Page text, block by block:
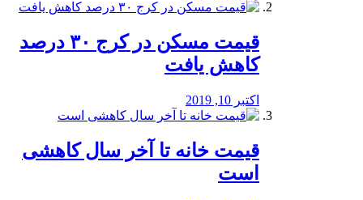
️قیمت مسکن در کرج ۳۰ درصد
کاهش یافت
اکتبر 10, 2019
قیمت خانه تا آخر سال کاهشی
است